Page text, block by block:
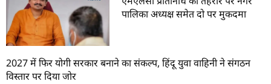
पालिका अध्यक्ष समेत दो पर मुकदमा
2027 में फिर योगी सरकार बनाने का संकल्प, हिंदू युवा वाहिनी ने संगठन
विस्तार पर दिया जोर